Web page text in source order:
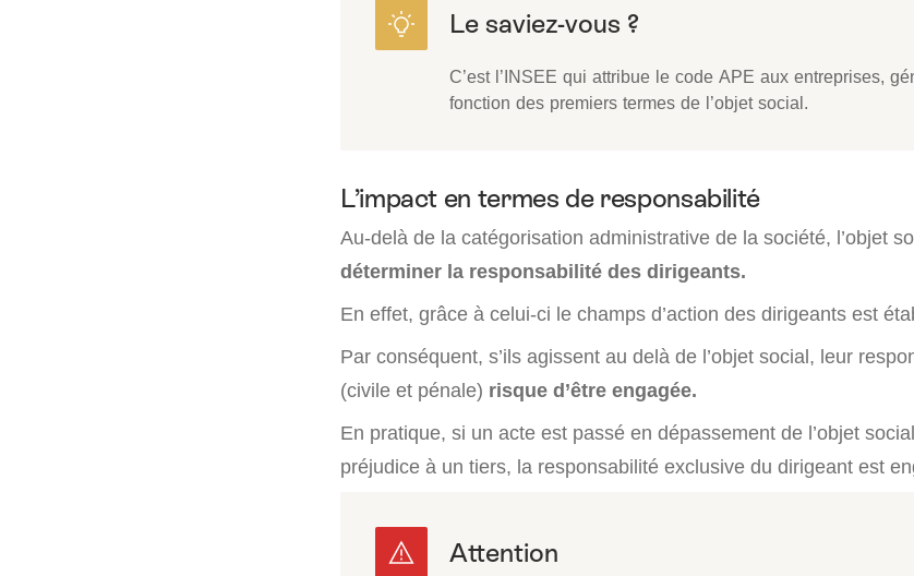
C’est l’INSEE qui attribue le code APE aux entreprises,
fonction des premiers termes de l’objet social.
L’impact en termes de responsabilité
Au-delà de la catégorisation administrative de la société, l’objet
déterminer la responsabilité des dirigeants.
En effet, grâce à celui-ci le champs d’action des dirigeants est
Par conséquent, s’ils agissent au delà de l’objet social, leur
(civile et pénale) risque d’être engagée.
En pratique, si un acte est passé en dépassement de l’objet
préjudice à un tiers, la responsabilité exclusive du dirigeant est